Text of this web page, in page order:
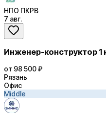
НПО ПКРВ
7 авг.
Инженер-конструктор 1
от 98 500 ₽
Рязань
Офис
Middle